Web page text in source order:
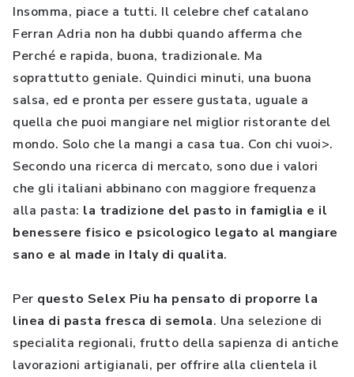
Insomma, piace a tutti. Il celebre chef catalano
Ferran Adria non ha dubbi quando afferma che
Perché e rapida, buona, tradizionale. Ma
soprattutto geniale. Quindici minuti, una buona
salsa, ed e pronta per essere gustata, uguale a
quella che puoi mangiare nel miglior ristorante del
mondo. Solo che la mangi a casa tua. Con chi vuoi>.
Secondo una ricerca di mercato, sono due i valori
che gli italiani abbinano con maggiore frequenza
alla pasta: la tradizione del pasto in famiglia e il
benessere fisico e psicologico legato al mangiare
sano e al made in Italy di qualita.
Per questo Selex Piu ha pensato di proporre la
linea di pasta fresca di semola. Una selezione di
specialita regionali, frutto della sapienza di antiche
lavorazioni artigianali, per offrire alla clientela il